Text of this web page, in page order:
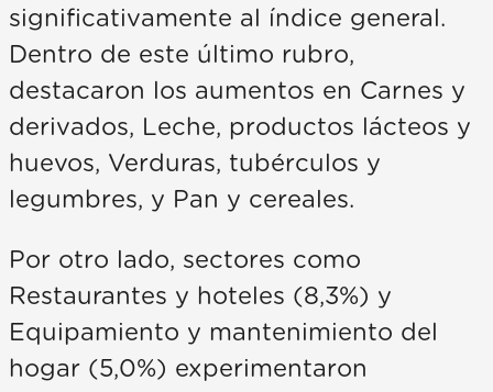
significativamente al índice general.
Dentro de este último rubro,
destacaron los aumentos en Carnes y
derivados, Leche, productos lácteos y
huevos, Verduras, tubérculos y
legumbres, y Pan y cereales.
Por otro lado, sectores como
Restaurantes y hoteles (8,3%) y
Equipamiento y mantenimiento del
hogar (5,0%) experimentaron